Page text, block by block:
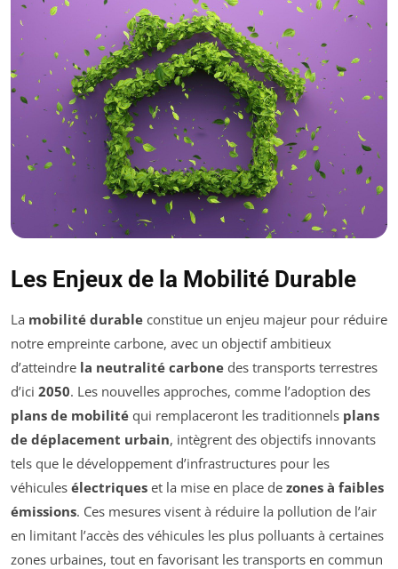
Les Enjeux de la Mobilité Durable
La mobilité durable constitue un enjeu majeur pour réduire
notre empreinte carbone, avec un objectif ambitieux
d’atteindre la neutralité carbone des transports terrestres
d’ici 2050. Les nouvelles approches, comme l’adoption des
plans de mobilité qui remplaceront les traditionnels plans
de déplacement urbain, intègrent des objectifs innovants
tels que le développement d’infrastructures pour les
véhicules électriques et la mise en place de zones à faibles
émissions. Ces mesures visent à réduire la pollution de l’air
en limitant l’accès des véhicules les plus polluants à certaines
zones urbaines, tout en favorisant les transports en commun